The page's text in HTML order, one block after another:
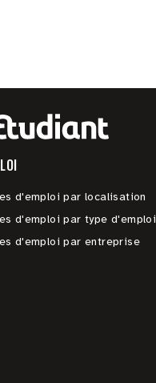
d'emploi par localisation
d'emploi par type d'emploi
d'emploi par entreprise